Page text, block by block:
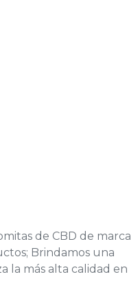
de CBD de marca
Brindamos una
la más alta calidad en